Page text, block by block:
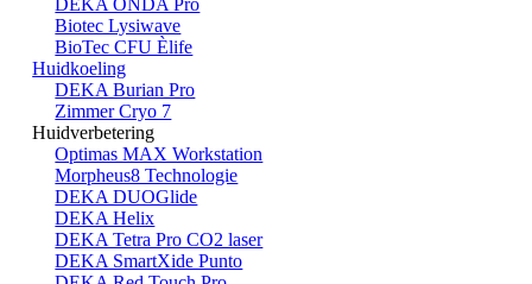
DEKA ONDA Pro
Biotec Lysiwave
BioTec CFU Èlife
Huidkoeling
DEKA Burian Pro
Zimmer Cryo 7
Huidverbetering
Optimas MAX Workstation
Morpheus8 Technologie
DEKA DUOGlide
DEKA Helix
DEKA Tetra Pro CO2 laser
DEKA SmartXide Punto